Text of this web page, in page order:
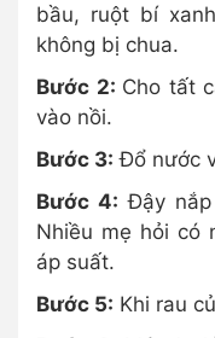
bầu, ruột bí
không bị chua.
Bước 2: Cho tất
vào nồi.
Bước 3: Đổ nước
Bước 4: Đậy
Nhiều mẹ hỏi có
áp suất.
Bước 5: Khi rau